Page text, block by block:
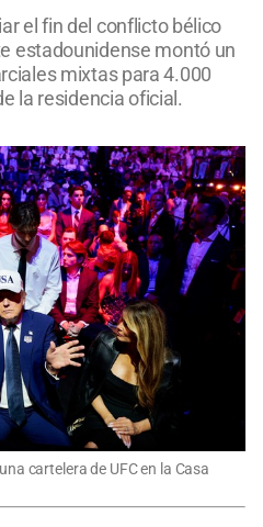
el fin del conflicto bélico
estadounidense montó un
mixtas para 4.000
la residencia oficial.
cartelera de UFC en la Casa